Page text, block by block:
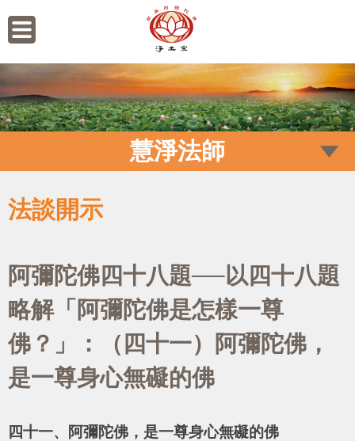
慧淨法師
法談開示
阿彌陀佛四十八題──以四十八題
略解「阿彌陀佛是怎樣一尊
佛？」：（四十一）阿彌陀佛，
是一尊身心無礙的佛
四十一、阿彌陀佛，是一尊身心無礙的佛